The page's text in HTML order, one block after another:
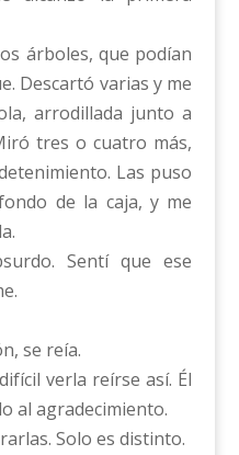
árboles, que podían
Descartó varias y me
arrodillada junto a
tres o cuatro más,
Las puso
de la caja, y me
Sentí que ese
se reía.
verla reírse así. Él
al agradecimiento.
Solo es distinto.